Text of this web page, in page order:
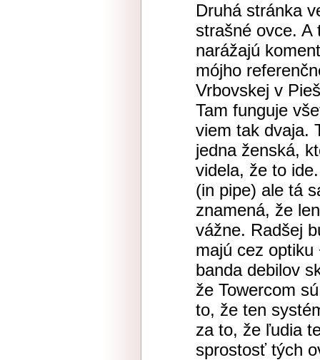
Druhá stránka
strašné ovce. A
narážajú
mójho
Vrbovskej v
Tam funguje
viem tak dvaja.
jedna ženská,
videla, že to
(in pipe) ale tá
znamená, že
vážne. Radšej
majú cez
banda debilov
že Towercom
to, že ten
za to, že ľudia
sprostosť tých